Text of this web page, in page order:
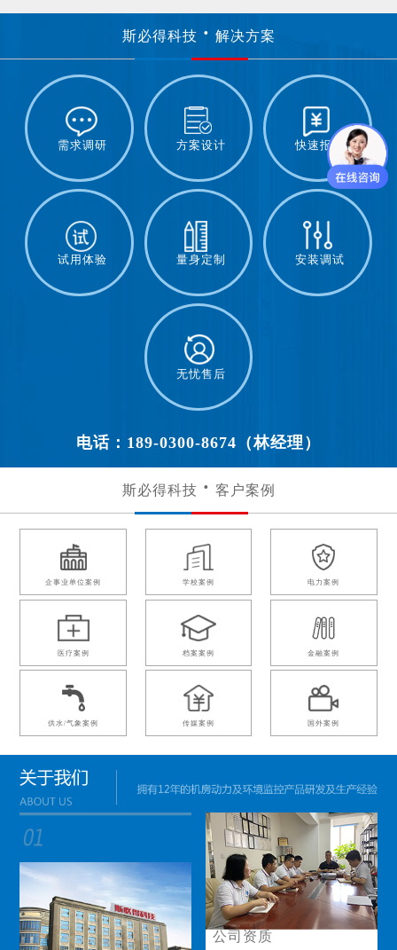
斯必得科技 解决方案
需求调研 方案设计 快速报价
试用体验 量身定制 安装调试
无忧售后
电话：189-0300-8674（林经理）
斯必得科技 客户案例
企事业单位案例 学校案例 电力案例
医疗案例 档案案例 金融案例
供水/气象案例 传媒案例 国外案例
公司资质